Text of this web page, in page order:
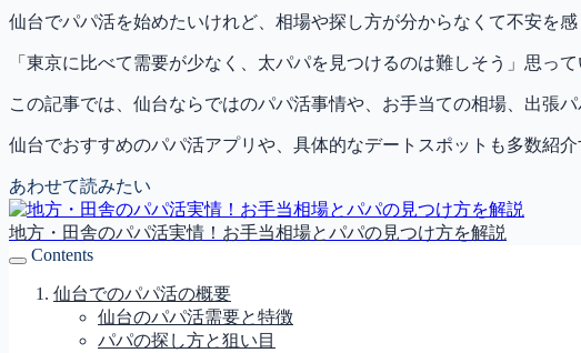
仙台でパパ活を始めたいけれど、相場や探し方が分からなくて不安を感
「東京に比べて需要が少なく、太パパを見つけるのは難しそう」思っ
この記事では、仙台ならではのパパ活事情や、お手当ての相場、出張
仙台でおすすめのパパ活アプリや、具体的なデートスポットも多数紹
あわせて読みたい
地方・田舎のパパ活実情！お手当相場とパパの見つけ方を解説
Contents
仙台でのパパ活の概要
仙台のパパ活需要と特徴
パパの探し方と狙い目